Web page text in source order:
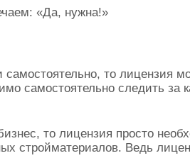
«Да, нужна!»
то лицензия
самостоятельно следить за
то лицензия просто
стройматериалов. Ведь